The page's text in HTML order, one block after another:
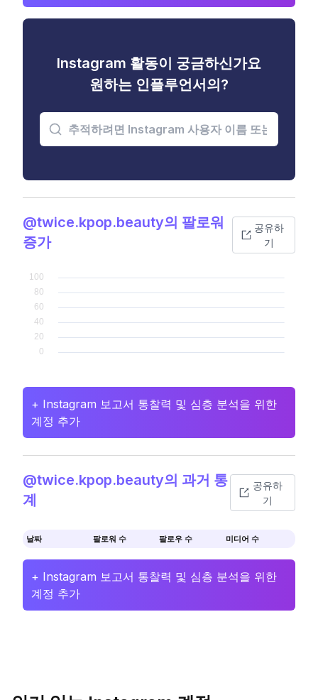
Instagram 활동이 궁금하신가요
원하는 인플루언서의?
@twice.kpop.beauty의 팔로워
증가
공유하
기
+ Instagram 보고서 통찰력 및 심층 분석을 위한
계정 추가
@twice.kpop.beauty의 과거 통
계
공유하
기
날짜 팔로워 수 팔로우 수 미디어 수
+ Instagram 보고서 통찰력 및 심층 분석을 위한
계정 추가